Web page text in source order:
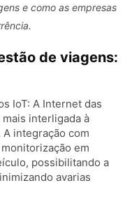
e como as empresas
de viagens:
IoT: A Internet das
mais interligada à
integração com
em
possibilitando a
avarias